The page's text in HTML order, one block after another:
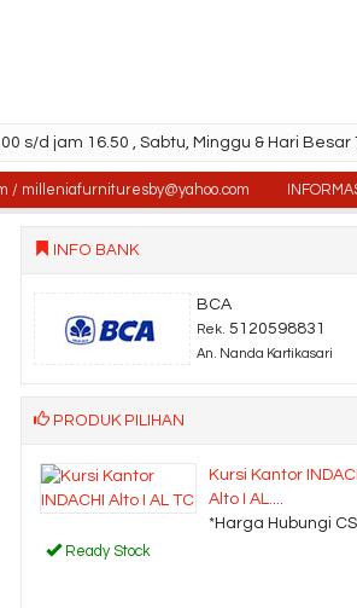
s/d jam 16.50 , Sabtu, Minggu & Hari Besar
INFORMASI
INFO BANK
BCA
Rek. 5120598831
An. Nanda Kartikasari
PRODUK PILIHAN
Kursi Kantor
Alto I AL....
*Harga Hubungi CS
Ready Stock